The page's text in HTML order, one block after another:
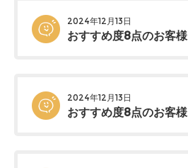
2024年12月13日
おすすめ度8点のお客様
2024年12月13日
おすすめ度8点のお客様